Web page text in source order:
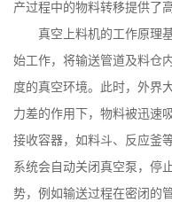
产过程中的物料转移提供了
真空上料机的工作原理
始工作，将输送管道及料仓
度的真空环境。此时，外界
力差的作用下，物料被迅速
接收容器，如料斗、反应釜
系统会自动关闭真空泵，停
势，例如输送过程在密闭的